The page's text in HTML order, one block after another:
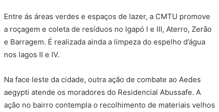
Entre ás áreas verdes e espaços de lazer, a CMTU promove
a roçagem e coleta de resíduos no Igapó I e III, Aterro, Zerão
e Barragem. É realizada ainda a limpeza do espelho d’água
nos lagos II e IV.
Na face leste da cidade, outra ação de combate ao Aedes
aegypti atende os moradores do Residencial Abussafe. A
ação no bairro contempla o recolhimento de materiais velhos